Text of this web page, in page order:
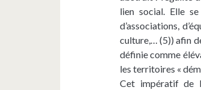
lien social. Elle
d’associations,
culture,… (5)) afin
définie comme
les territoires «
Cet impératif de